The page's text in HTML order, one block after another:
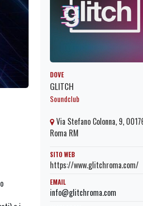
DOVE
GLITCH
Soundclub
Via Stefano Colonna, 9,
Roma RM
SITO WEB
https://www.glitchroma.com/
EMAIL
info@glitchroma.com